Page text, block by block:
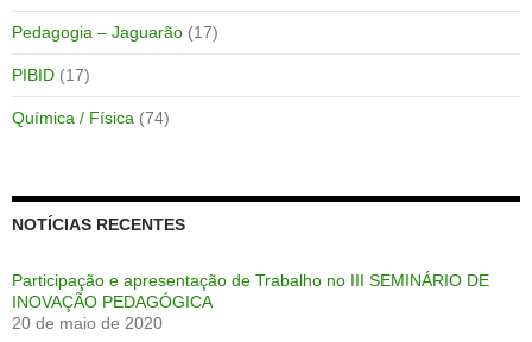
Pedagogia – Jaguarão (17)
PIBID (17)
Química / Física (74)
NOTÍCIAS RECENTES
Participação e apresentação de Trabalho no III SEMINÁRIO DE
INOVAÇÃO PEDAGÓGICA
20 de maio de 2020